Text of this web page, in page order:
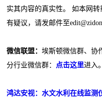
实其内容的真实性。 如本网
有疑议，请发邮件至
微信联盟：埃斯顿微信群、协
分行业微信群： 点击这里进入。
鸿达安视：水文水利在线监测